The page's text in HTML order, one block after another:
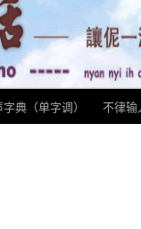
典（单字调） 不律输